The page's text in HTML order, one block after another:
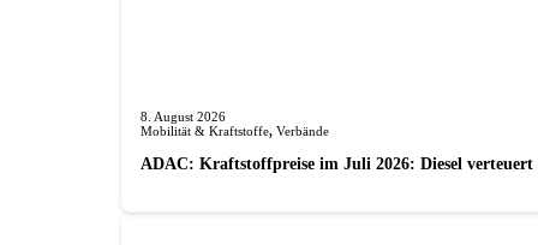
8. August 2026
Mobilität & Kraftstoffe, Verbände
ADAC: Kraftstoffpreise im Juli 2026: Diesel verteuert